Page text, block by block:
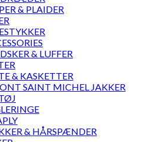
& PLAIDER
& LUFFER
& KASKETTER
SAINT MICHEL JAKKER
& HÅRSPÆNDER